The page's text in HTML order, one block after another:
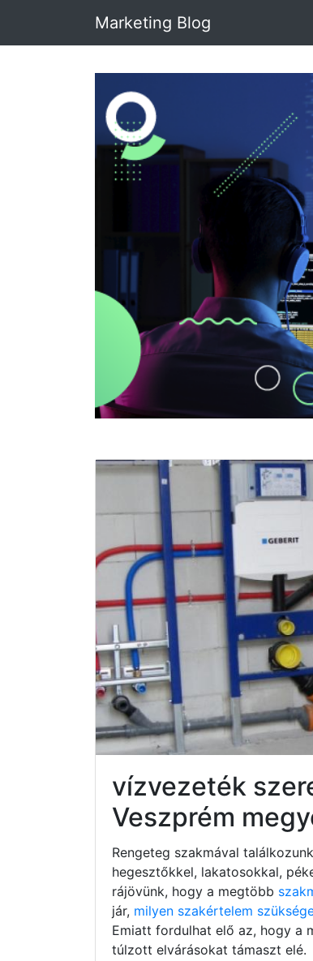
Marketing Blog
vízvezeték
Veszprém
Rengeteg szakmával
hegesztőkkel, lakatosokkal,
rájövünk, hogy a megtöbb
jár, milyen szakértelem
Emiatt fordulhat elő az, hogy a
túlzott elvárásokat támaszt elé.